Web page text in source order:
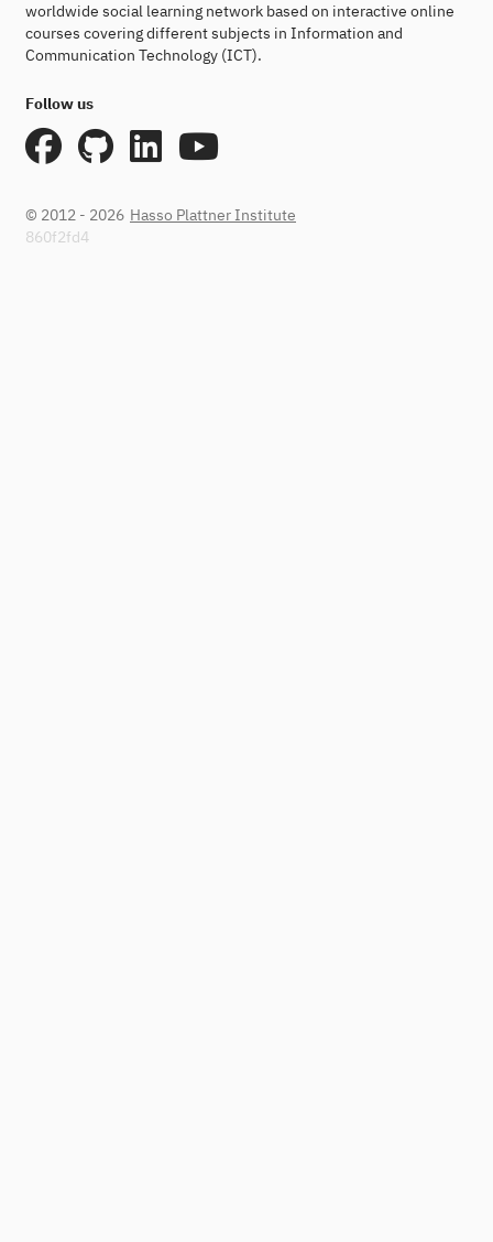
worldwide social learning network based on interactive online
courses covering different subjects in Information and
Communication Technology (ICT).
Follow us
© 2012 - 2026 Hasso Plattner Institute
860f2fd4